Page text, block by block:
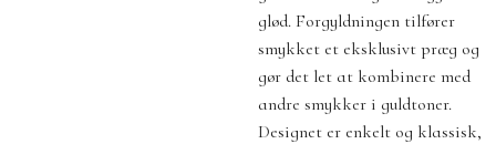
glød. Forgyldningen tilfører
smykket et eksklusivt præg og
gør det let at kombinere med
andre smykker i guldtoner.
Designet er enkelt og klassisk,